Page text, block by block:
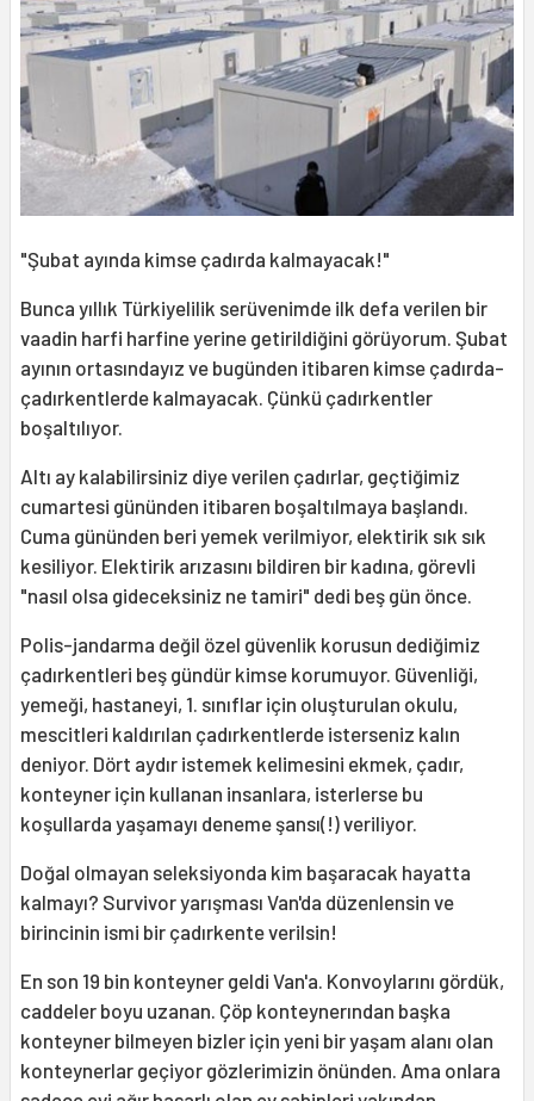
"Şubat ayında kimse çadırda kalmayacak!"
Bunca yıllık Türkiyelilik serüvenimde ilk defa verilen bir
vaadin harfi harfine yerine getirildiğini görüyorum. Şubat
ayının ortasındayız ve bugünden itibaren kimse çadırda-
çadırkentlerde kalmayacak. Çünkü çadırkentler
boşaltılıyor.
Altı ay kalabilirsiniz diye verilen çadırlar, geçtiğimiz
cumartesi gününden itibaren boşaltılmaya başlandı.
Cuma gününden beri yemek verilmiyor, elektirik sık sık
kesiliyor. Elektirik arızasını bildiren bir kadına, görevli
"nasıl olsa gideceksiniz ne tamiri" dedi beş gün önce.
Polis-jandarma değil özel güvenlik korusun dediğimiz
çadırkentleri beş gündür kimse korumuyor. Güvenliği,
yemeği, hastaneyi, 1. sınıflar için oluşturulan okulu,
mescitleri kaldırılan çadırkentlerde isterseniz kalın
deniyor. Dört aydır istemek kelimesini ekmek, çadır,
konteyner için kullanan insanlara, isterlerse bu
koşullarda yaşamayı deneme şansı(!) veriliyor.
Doğal olmayan seleksiyonda kim başaracak hayatta
kalmayı? Survivor yarışması Van'da düzenlensin ve
birincinin ismi bir çadırkente verilsin!
En son 19 bin konteyner geldi Van'a. Konvoylarını gördük,
caddeler boyu uzanan. Çöp konteynerından başka
konteyner bilmeyen bizler için yeni bir yaşam alanı olan
konteynerlar geçiyor gözlerimizin önünden. Ama onlara